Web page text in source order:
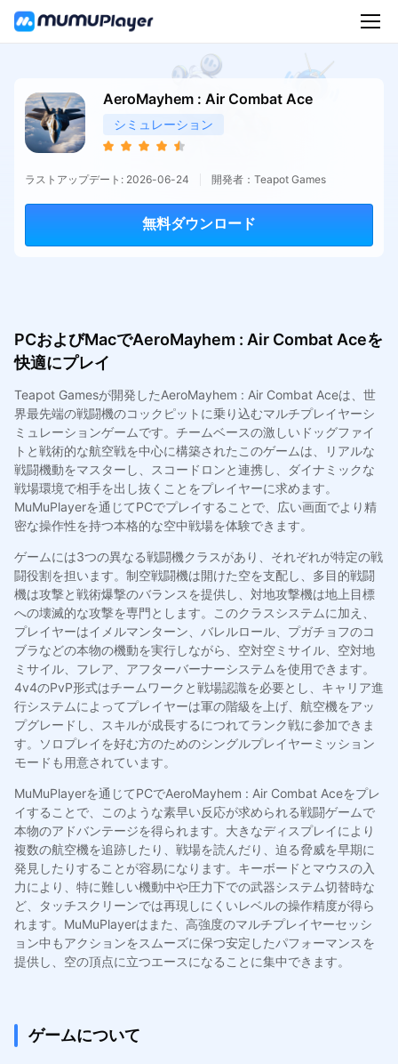
AeroMayhem : Air Combat Ace
シミュレーション
ラストアップデート: 2026-06-24 開発者：Teapot Games
無料ダウンロード
PCおよびMacでAeroMayhem : Air Combat Aceを
快適にプレイ
Teapot Gamesが開発したAeroMayhem : Air Combat Aceは、世
界最先端の戦闘機のコックピットに乗り込むマルチプレイヤーシ
ミュレーションゲームです。チームベースの激しいドッグファイ
トと戦術的な航空戦を中心に構築されたこのゲームは、リアルな
戦闘機動をマスターし、スコードロンと連携し、ダイナミックな
戦場環境で相手を出し抜くことをプレイヤーに求めます。
MuMuPlayerを通じてPCでプレイすることで、広い画面でより精
密な操作性を持つ本格的な空中戦場を体験できます。
ゲームには3つの異なる戦闘機クラスがあり、それぞれが特定の戦
闘役割を担います。制空戦闘機は開けた空を支配し、多目的戦闘
機は攻撃と戦術爆撃のバランスを提供し、対地攻撃機は地上目標
への壊滅的な攻撃を専門とします。このクラスシステムに加え、
プレイヤーはイメルマンターン、バレルロール、プガチョフのコ
ブラなどの本物の機動を実行しながら、空対空ミサイル、空対地
ミサイル、フレア、アフターバーナーシステムを使用できます。
4v4のPvP形式はチームワークと戦場認識を必要とし、キャリア進
行システムによってプレイヤーは軍の階級を上げ、航空機をアッ
プグレードし、スキルが成長するにつれてランク戦に参加できま
す。ソロプレイを好む方のためのシングルプレイヤーミッション
モードも用意されています。
MuMuPlayerを通じてPCでAeroMayhem : Air Combat Aceをプレ
イすることで、このような素早い反応が求められる戦闘ゲームで
本物のアドバンテージを得られます。大きなディスプレイにより
複数の航空機を追跡したり、戦場を読んだり、迫る脅威を早期に
発見したりすることが容易になります。キーボードとマウスの入
力により、特に難しい機動中や圧力下での武器システム切替時な
ど、タッチスクリーンでは再現しにくいレベルの操作精度が得ら
れます。MuMuPlayerはまた、高強度のマルチプレイヤーセッシ
ョン中もアクションをスムーズに保つ安定したパフォーマンスを
提供し、空の頂点に立つエースになることに集中できます。
ゲームについて